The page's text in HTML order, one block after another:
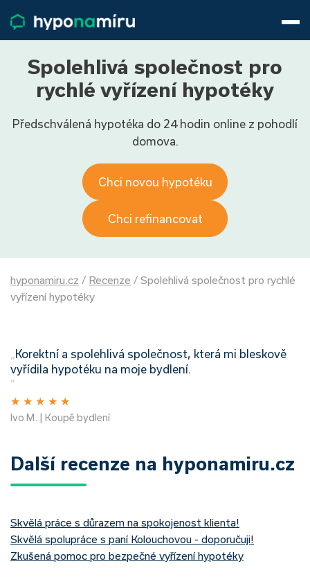
Životní pojištění
Pojištění nemovitosti
Články
800 688 388
9−16 hod.
Spolehlivá společnost pro
rychlé vyřízení hypotéky
Předschválená hypotéka do 24 hodin online z pohodlí
domova.
Chci novou hypotéku
Chci refinancovat
hyponamiru.cz / Recenze / Spolehlivá společnost pro rychlé
vyřízení hypotéky
„Korektní a spolehlivá společnost, která mi bleskově
vyřídila hypotéku na moje bydlení.
”
★ ★ ★ ★ ★
Ivo M. | Koupě bydlení
Další recenze na hyponamiru.cz
Skvělá práce s důrazem na spokojenost klienta!
Skvělá spolupráce s paní Kolouchovou - doporučuji!
Zkušená pomoc pro bezpečné vyřízení hypotéky